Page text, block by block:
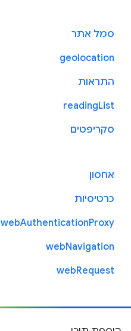
סמל אתר
geolocation
התראות
readingList
סקריפטים
אחסון
כרטיסיות
webAuthenticationProxy
webNavigation
webRequest